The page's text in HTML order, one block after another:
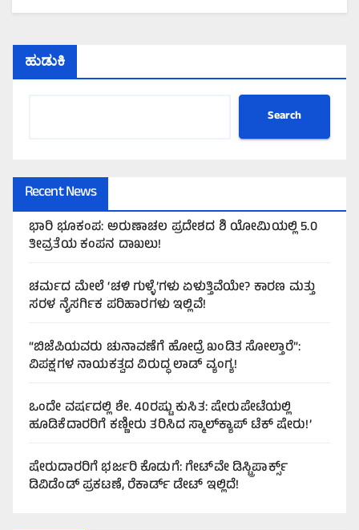
ಹುಡುಕಿ
Search
Recent News
ಭಾರಿ ಭೂಕಂಪ: ಅರುಣಾಚಲ ಪ್ರದೇಶದ ಶಿ ಯೋಮಿಯಲ್ಲಿ 5.0
ತೀವ್ರತೆಯ ಕಂಪನ ದಾಖಲು!
ಚರ್ಮದ ಮೇಲೆ ‘ಚಳಿ ಗುಳ್ಳೆ’ಗಳು ಏಳುತ್ತಿವೆಯೇ? ಕಾರಣ ಮತ್ತು
ಸರಳ ನೈಸರ್ಗಿಕ ಪರಿಹಾರಗಳು ಇಲ್ಲಿವೆ!
“ಬಿಜೆಪಿಯವರು ಚುನಾವಣೆಗೆ ಹೋದ್ರೆ ಖಂಡಿತ ಸೋಲ್ತಾರೆ”:
ವಿಪಕ್ಷಗಳ ನಾಯಕತ್ವದ ವಿರುದ್ಧ ಲಾಡ್ ವ್ಯಂಗ್ಯ!
ಒಂದೇ ವರ್ಷದಲ್ಲಿ ಶೇ. 40ರಷ್ಟು ಕುಸಿತ: ಷೇರುಪೇಟೆಯಲ್ಲಿ
ಹೂಡಿಕೆದಾರರಿಗೆ ಕಣ್ಣೀರು ತರಿಸಿದ ಸ್ಮಾಲ್‌ಕ್ಯಾಪ್ ಟೆಕ್ ಷೇರು!’
ಷೇರುದಾರರಿಗೆ ಭರ್ಜರಿ ಕೊಡುಗೆ: ಗೇಟ್‌ವೇ ಡಿಸ್ಟ್ರಿಪಾರ್ಕ್ಸ್
ಡಿವಿಡೆಂಡ್ ಪ್ರಕಟಣೆ, ರೆಕಾರ್ಡ್ ಡೇಟ್ ಇಲ್ಲಿದೆ!